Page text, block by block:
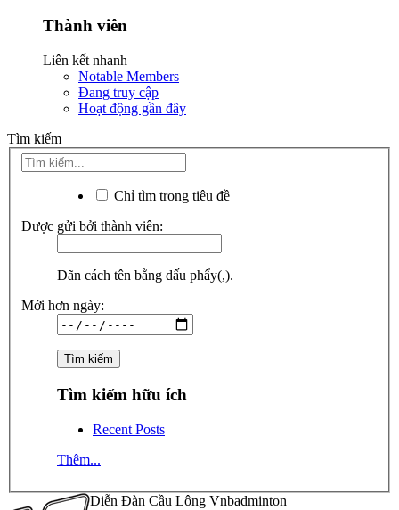
Thành viên
Liên kết nhanh
Notable Members
Đang truy cập
Hoạt động gần đây
Tìm kiếm
Chỉ tìm trong tiêu đề
Được gửi bởi thành viên:
Dãn cách tên bằng dấu phẩy(,).
Mới hơn ngày:
Tìm kiếm hữu ích
Recent Posts
Thêm...
Diễn Đàn Cầu Lông Vnbadminton